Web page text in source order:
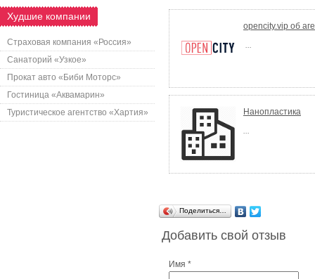
Худшие компании
Страховая компания «Россия»
Санаторий «Узкое»
Прокат авто «Биби Моторс»
Гостиница «Аквамарин»
Туристическое агентство «Хартия»
opencity.vip об
...
Нанопластика
...
Поделиться…
Добавить свой отзыв
Имя *